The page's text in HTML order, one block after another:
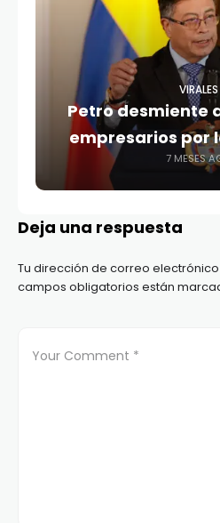
VIRALES
Petro desmiente
empresarios por
7 MESES
Deja una respuesta
Tu dirección de correo
campos obligatorios están